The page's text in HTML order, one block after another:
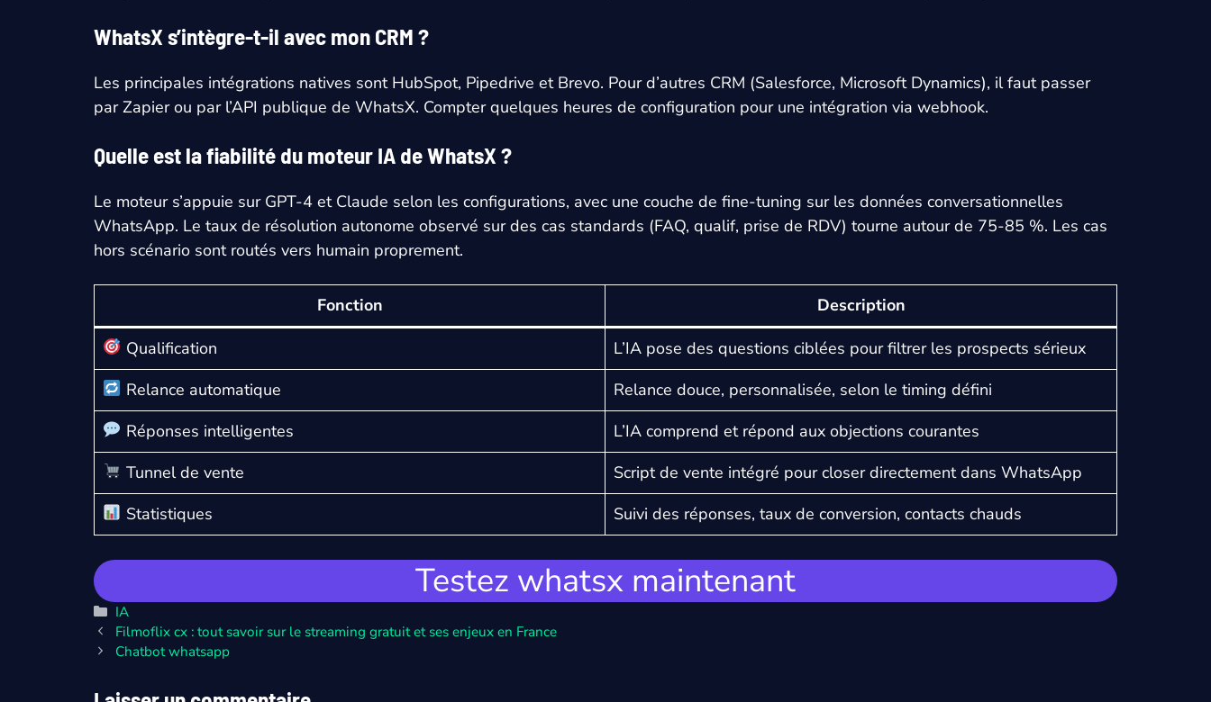
WhatsX s’intègre-t-il avec mon CRM ?
Les principales intégrations natives sont HubSpot, Pipedrive et Brevo. Pour d’autres CRM (Salesforce, Microsoft Dynamics), il faut passer
par Zapier ou par l’API publique de WhatsX. Compter quelques heures de configuration pour une intégration via webhook.
Quelle est la fiabilité du moteur IA de WhatsX ?
Le moteur s’appuie sur GPT-4 et Claude selon les configurations, avec une couche de fine-tuning sur les données conversationnelles
WhatsApp. Le taux de résolution autonome observé sur des cas standards (FAQ, qualif, prise de RDV) tourne autour de 75-85 %. Les cas
hors scénario sont routés vers humain proprement.
Fonction
Description
Qualification
L’IA pose des questions ciblées pour filtrer les prospects sérieux
Relance automatique
Relance douce, personnalisée, selon le timing défini
Réponses intelligentes
L’IA comprend et répond aux objections courantes
Tunnel de vente
Script de vente intégré pour closer directement dans WhatsApp
Statistiques
Suivi des réponses, taux de conversion, contacts chauds
Testez whatsx maintenant
Catégories
IA
Filmoflix cx : tout savoir sur le streaming gratuit et ses enjeux en France
Chatbot whatsapp